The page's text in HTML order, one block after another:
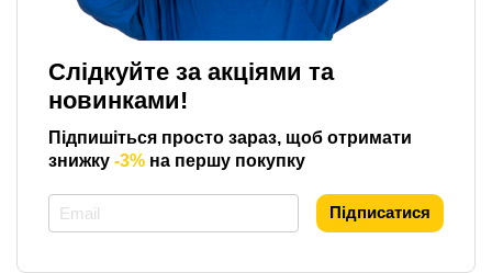
Слідкуйте за акціями та
новинками!
Підпишіться просто зараз, щоб отримати
знижку -3% на першу покупку
Підписатися